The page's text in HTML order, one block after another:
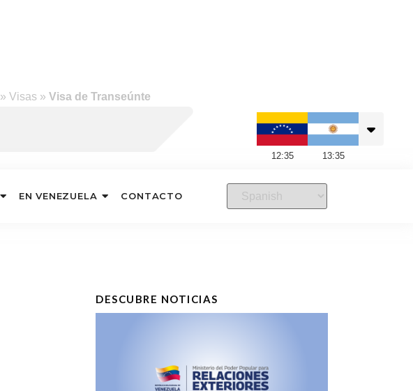
»Visas »Visa de Transeúnte
12:35 13:35
EN VENEZUELA CONTACTO
DESCUBRE NOTICIAS